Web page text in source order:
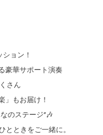
ョン！
豪華サポート演奏
さん
」もお届け！
のステージ”🎶
とときをご一緒に。